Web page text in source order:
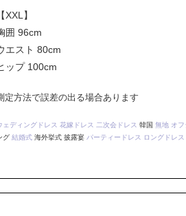
XXL】
囲 96cm
エスト 80cm
ップ 100cm
定方法で誤差の出る場合あります
ェディングドレス 花嫁ドレス 二次会ドレス 韓国 無地 オ
グ 結婚式海外挙式 披露宴 パーティードレス ロングドレス